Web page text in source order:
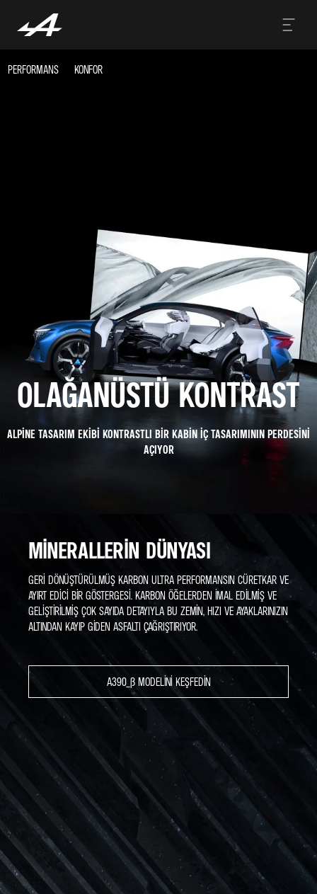
PERFORMANS KONFOR
OLAĞANÜSTÜ KONTRAST
ALPINE TASARIM EKIBI KONTRASTLI BIR KABIN IÇ TASARIMININ PERDESINI
AÇIYOR
MINERALLERIN DÜNYASI
GERI DÖNÜŞTÜRÜLMÜŞ KARBON ULTRA PERFORMANSIN CÜRETKAR VE
AYIRT EDICI BIR GÖSTERGESI. KARBON ÖĞELERDEN IMAL EDILMIŞ VE
GELİŞTİRİLMİŞ ÇOK SAYIDA DETAYIYLA BU ZEMIN, HIZI VE AYAKLARINIZIN
ALTINDAN KAYIP GIDEN ASFALTI ÇAĞRIŞTIRIYOR.
A390_Β MODELINI KEŞFEDIN